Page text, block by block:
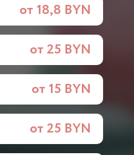
от 18,8 BYN
от 25 BYN
от 15 BYN
от 25 BYN